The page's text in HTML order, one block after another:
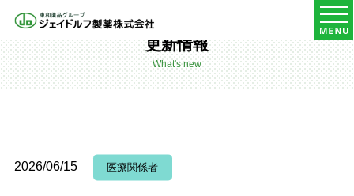
更新情報
What's new
2026/06/15 医療関係者